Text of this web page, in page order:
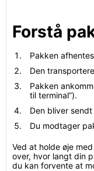
Forstå
Pakken
Den
Pakken
til terminal”).
Den bliver
Du modtager
Ved at holde øje
over, hvor langt din
du kan forvente at